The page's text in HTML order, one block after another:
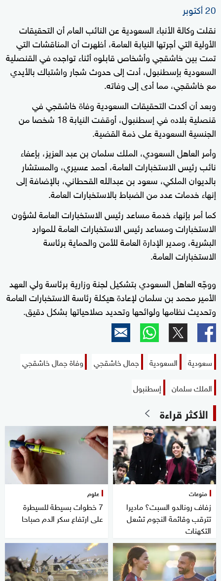
20 أكتوبر
نقلت وكالة الأنباء السعودية عن النائب العام أن التحقيقات
الأولية التي أجرتها النيابة العامة، أظهرت أن المناقشات التي
تمت بين خاشقجي وأشخاص قابلوه أثناء تواجده في القنصلية
السعودية بإسطنبول، أدت إلى حدوث شجار واشتباك بالأيدي
مع خاشقجي، مما أدى إلى وفاته.
وبعد أن أكدت التحقيقات السعودية وفاة خاشقجي في
قنصلية بلاده في إسطنبول، أوقفت النيابة 18 شخصا من
الجنسية السعودية على ذمة القضية.
وأمر العاهل السعودي، الملك سلمان بن عبد العزيز، بإعفاء
نائب رئيس الاستخبارات العامة، أحمد عسيري، والمستشار
بالديوان الملكي، سعود بن عبدالله القحطاني، بالإضافة إلى
إنهاء خدمات عدد من الضباط بالاستخبارات العامة.
كما أمر بإنهاء خدمة مساعد رئيس الاستخبارات العامة لشؤون
الاستخبارات ومساعد رئيس الاستخبارات العامة للموارد
البشرية، ومدير الإدارة العامة للأمن والحماية برئاسة
الاستخبارات العامة.
ووجّه العاهل السعودي بتشكيل لجنة وزارية برئاسة ولي العهد
الأمير محمد بن سلمان لإعادة هيكلة رئاسة الاستخبارات العامة
وتحديث نظامها ولوائحها وتحديد صلاحياتها بشكل دقيق.
سعودية السعودية جمال خاشقجي
وفاة جمال خاشقجي
الملك سلمان
إسطنبول
الأكثر قراءة
منوعات
زفاف رونالدو السبت؟ ماديرا
تترقب وقائمة النجوم تشعل
التكهنات
علوم
7 خطوات بسيطة للسيطرة
على ارتفاع سكر الدم صباحا